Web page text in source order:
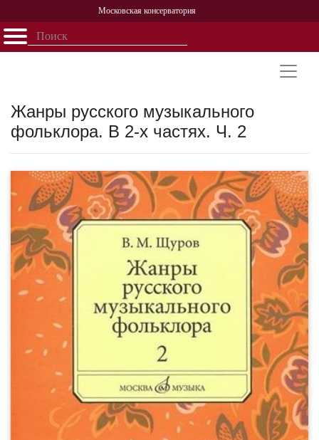
Московская консерватория
Открыть - закрыть
Персоналии
История
Жанры русского музыкального
фольклора. В 2-х частях. Ч. 2